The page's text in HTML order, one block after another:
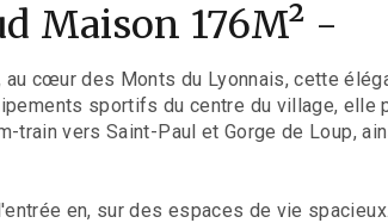
Maison 176M² -
cœur des Monts du Lyonnais, cette
sportifs du centre du village, elle
vers Saint-Paul et Gorge de Loup,
en, sur des espaces de vie spacieux.